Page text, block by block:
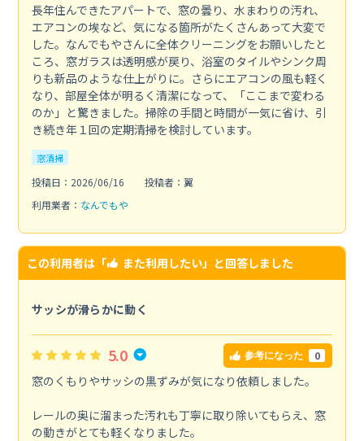
長年住んできたアパートで、窓の曇り、水まわりの汚れ、
エアコンの埃など、気になる箇所がたくさんあって大変で
した。なんでもやさんに全体クリーニングをお願いしたと
ころ、窓ガラスは透明感が戻り、浴室のタイルやシンク周
りも新品のような仕上がりに。さらにエアコンの風も軽く
なり、部屋全体が明るく清潔になって、「ここまで変わる
のか」と驚きました。掃除の手間と時間が一気に省け、引
き続き年１回の定期清掃を検討しています。
窓清掃
投稿日：2026/06/16
投稿者：翼
利用業者： なんでもや
この利用者は「 また利用したい」と回答しました
サッシが滑らかに動く
5.0 参考になった 0
窓のくもりやサッシの黒ずみが気になり依頼しました。
レールの奥に溜まった汚れも丁寧に取り除いてもらえ、窓
の動きがとても軽くなりました。